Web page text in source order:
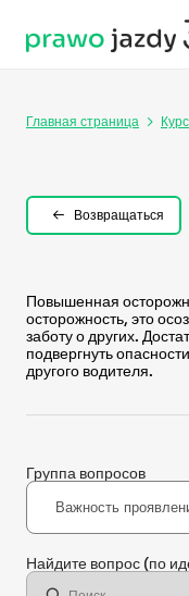
Главная страница Курс
Возвращаться
Повышенная
осторожность, это
заботу о других.
подвергнуть
другого водителя.
Группа вопросов
Найдите вопрос (по